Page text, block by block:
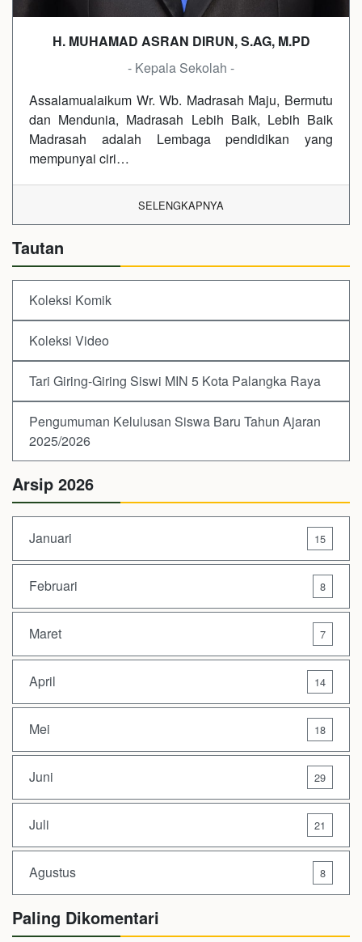
H. MUHAMAD ASRAN DIRUN, S.AG, M.PD
- Kepala Sekolah -
Assalamualaikum Wr. Wb. Madrasah Maju, Bermutu
dan Mendunia, Madrasah Lebih Baik, Lebih Baik
Madrasah adalah Lembaga pendidikan yang
mempunyai ciri…
SELENGKAPNYA
Tautan
Koleksi Komik
Koleksi Video
Tari Giring-Giring Siswi MIN 5 Kota Palangka Raya
Pengumuman Kelulusan Siswa Baru Tahun Ajaran
2025/2026
Arsip 2026
Januari 15
Februari 8
Maret 7
April 14
Mei 18
Juni 29
Juli 21
Agustus 8
Paling Dikomentari